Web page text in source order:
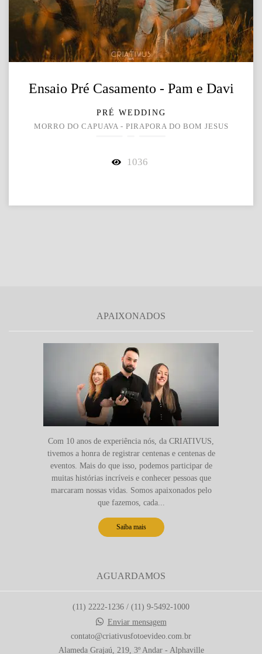
Ensaio Pré Casamento - Pam e Davi
PRÉ WEDDING
MORRO DO CAPUAVA - PIRAPORA DO BOM JESUS
1036
APAIXONADOS
Com 10 anos de experiência nós, da CRIATIVUS,
tivemos a honra de registrar centenas e centenas de
eventos. Mais do que isso, podemos participar de
muitas histórias incríveis e conhecer pessoas que
marcaram nossas vidas. Somos apaixonados pelo
que fazemos, cada...
Saiba mais
AGUARDAMOS
(11) 2222-1236 / (11) 9-5492-1000
Enviar mensagem
contato@criativusfotoevideo.com.br
Alameda Grajaú, 219, 3º Andar - Alphaville